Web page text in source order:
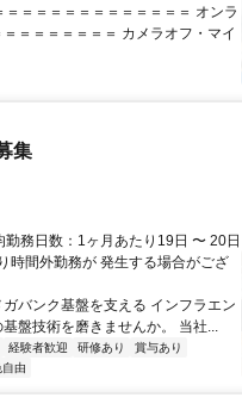
＝＝＝＝＝＝＝＝＝＝＝＝ オンラ
＝＝＝＝＝＝＝ カメラオフ・マイ
集
務日数：1ヶ月あたり19日 〜 20日
間外勤務が 発生する場合がござ
バンク基盤を支える インフラエン
盤技術を磨きませんか。 当社...
経験者歓迎 研修あり
賞与あり
由